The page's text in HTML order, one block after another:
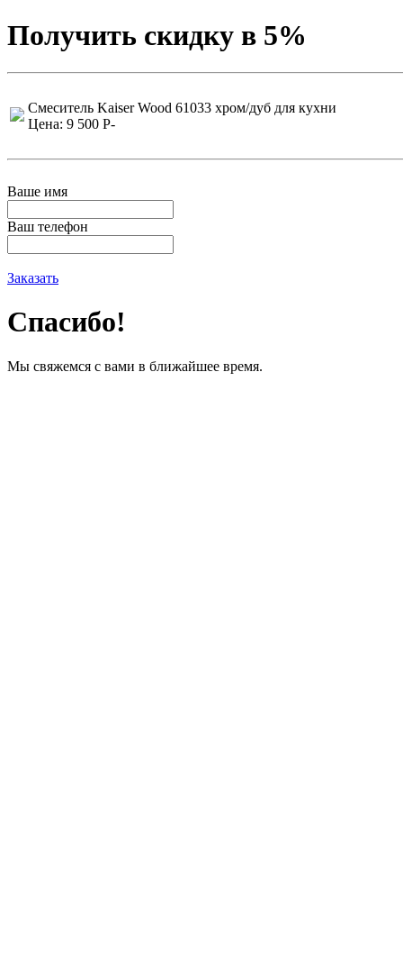
Получить скидку в 5%
Смеситель Kaiser Wood 61033 хром/дуб для кухни
Цена: 9 500 P-
Ваше имя
Ваш телефон
Заказать
Спасибо!
Мы свяжемся с вами в ближайшее время.